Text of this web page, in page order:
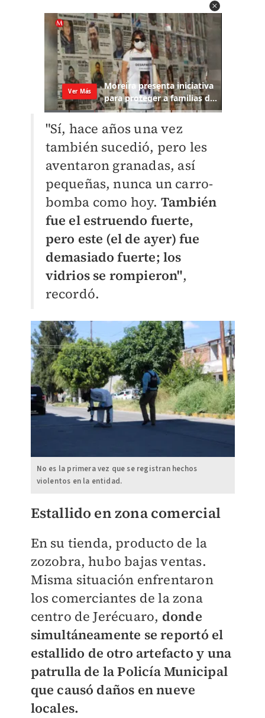
"Sí, hace años una vez
también sucedió, pero les
aventaron granadas, así
pequeñas, nunca un carro-
bomba como hoy. También
fue el estruendo fuerte,
pero este (el de ayer) fue
demasiado fuerte; los
vidrios se rompieron",
recordó.
No es la primera vez que se registran hechos
violentos en la entidad.
Estallido en zona comercial
En su tienda, producto de la
zozobra, hubo bajas ventas.
Misma situación enfrentaron
los comerciantes de la zona
centro de Jerécuaro, donde
simultáneamente se reportó el
estallido de otro artefacto y una
patrulla de la Policía Municipal
que causó daños en nueve
locales.